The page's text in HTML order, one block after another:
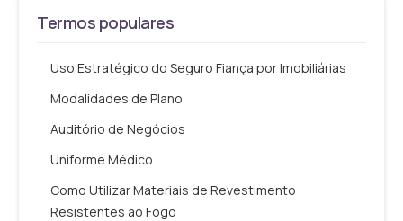
Termos populares
Uso Estratégico do Seguro Fiança por Imobiliárias
Modalidades de Plano
Auditório de Negócios
Uniforme Médico
Como Utilizar Materiais de Revestimento
Resistentes ao Fogo